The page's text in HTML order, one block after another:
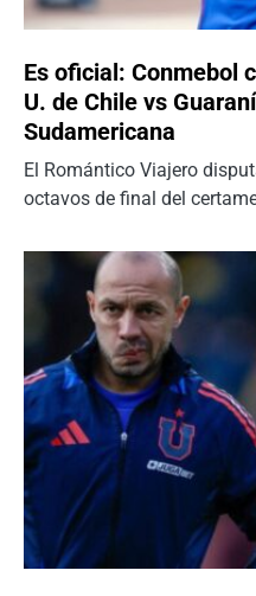
Es oficial: Conmebol
U. de Chile vs
Sudamericana
El Romántico Viajero
octavos de final del